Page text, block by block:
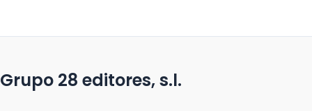
Grupo 28 editores, s.l.